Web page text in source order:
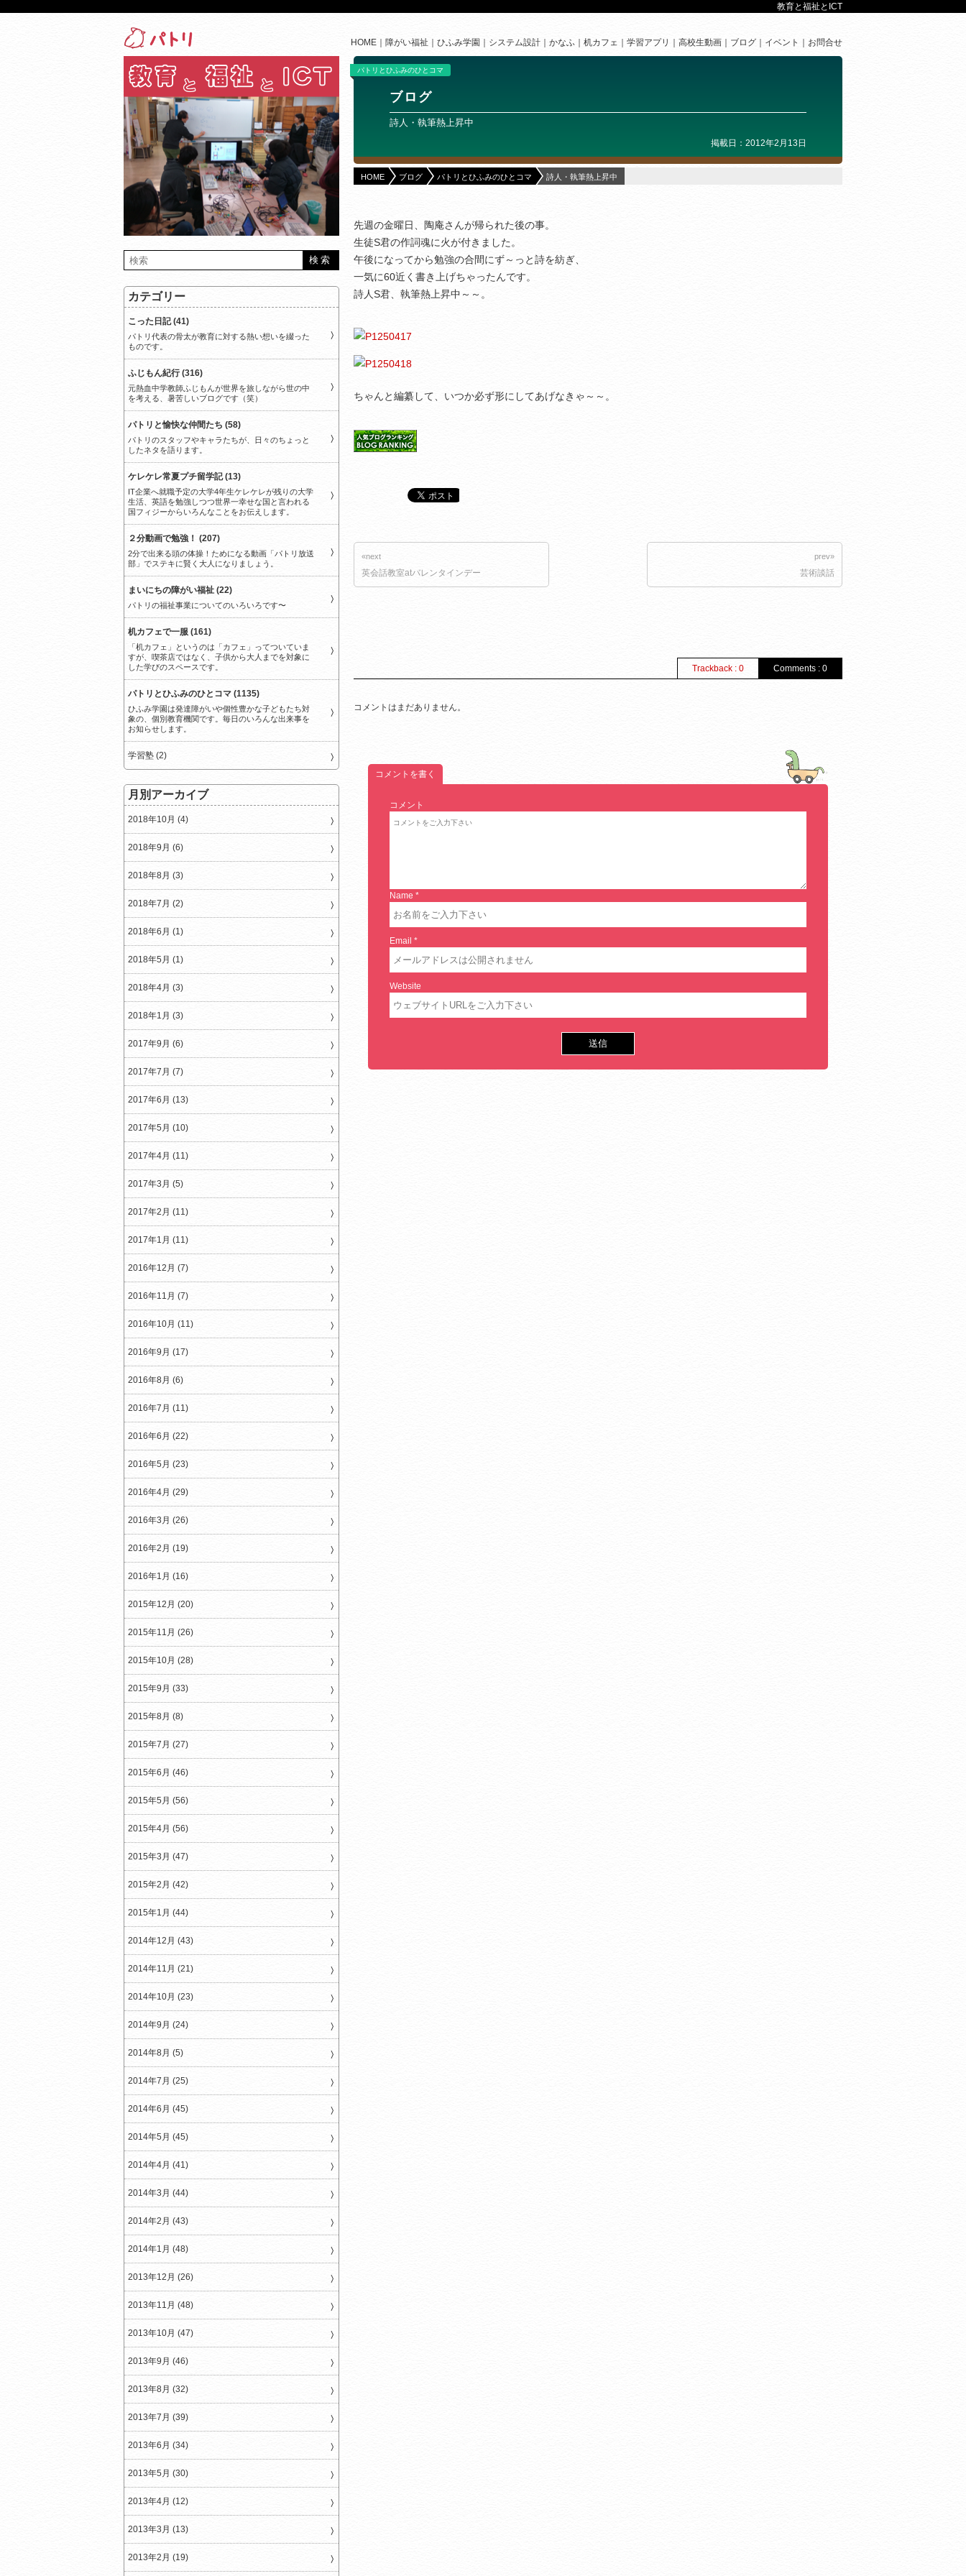
教育と福祉とICT
HOME 障がい福祉 ひふみ学園 システム設計 かなふ 机カフェ 学習アプリ 高校生動画 ブログ イベント お問合せ
パトリとひふみのひとコマ
ブログ
詩人・執筆熱上昇中
掲載日：2012年2月13日
HOME ブログ パトリとひふみのひとコマ 詩人・執筆熱上昇中
先週の金曜日、陶庵さんが帰られた後の事。
生徒S君の作詞魂に火が付きました。
午後になってから勉強の合間にず～っと詩を紡ぎ、
一気に60近く書き上げちゃったんです。
詩人S君、執筆熱上昇中～～。
ちゃんと編纂して、いつか必ず形にしてあげなきゃ～～。
«next
英会話教室atバレンタインデー
prev»
芸術談話
Comments : 0
Trackback : 0
コメントはまだありません。
コメントを書く
コメント
Name *
Email *
Website
カテゴリー
こった日記 (41)
パトリ代表の骨太が教育に対する熱い想いを綴った
ものです。
ふじもん紀行 (316)
元熱血中学教師ふじもんが世界を旅しながら世の中
を考える、暑苦しいブログです（笑）
パトリと愉快な仲間たち (58)
パトリのスタッフやキャラたちが、日々のちょっと
したネタを語ります。
ケレケレ常夏プチ留学記 (13)
IT企業へ就職予定の大学4年生ケレケレが残りの大学
生活、英語を勉強しつつ世界一幸せな国と言われる
国フィジーからいろんなことをお伝えします。
２分動画で勉強！ (207)
2分で出来る頭の体操！ためになる動画「パトリ放送
部」でステキに賢く大人になりましょう。
まいにちの障がい福祉 (22)
パトリの福祉事業についてのいろいろです〜
机カフェで一服 (161)
「机カフェ」というのは「カフェ」ってついていま
すが、喫茶店ではなく、子供から大人までを対象に
した学びのスペースです。
パトリとひふみのひとコマ (1135)
ひふみ学園は発達障がいや個性豊かな子どもたち対
象の、個別教育機関です。毎日のいろんな出来事を
お知らせします。
学習塾 (2)
月別アーカイブ
2018年10月 (4)
2018年9月 (6)
2018年8月 (3)
2018年7月 (2)
2018年6月 (1)
2018年5月 (1)
2018年4月 (3)
2018年1月 (3)
2017年9月 (6)
2017年7月 (7)
2017年6月 (13)
2017年5月 (10)
2017年4月 (11)
2017年3月 (5)
2017年2月 (11)
2017年1月 (11)
2016年12月 (7)
2016年11月 (7)
2016年10月 (11)
2016年9月 (17)
2016年8月 (6)
2016年7月 (11)
2016年6月 (22)
2016年5月 (23)
2016年4月 (29)
2016年3月 (26)
2016年2月 (19)
2016年1月 (16)
2015年12月 (20)
2015年11月 (26)
2015年10月 (28)
2015年9月 (33)
2015年8月 (8)
2015年7月 (27)
2015年6月 (46)
2015年5月 (56)
2015年4月 (56)
2015年3月 (47)
2015年2月 (42)
2015年1月 (44)
2014年12月 (43)
2014年11月 (21)
2014年10月 (23)
2014年9月 (24)
2014年8月 (5)
2014年7月 (25)
2014年6月 (45)
2014年5月 (45)
2014年4月 (41)
2014年3月 (44)
2014年2月 (43)
2014年1月 (48)
2013年12月 (26)
2013年11月 (48)
2013年10月 (47)
2013年9月 (46)
2013年8月 (32)
2013年7月 (39)
2013年6月 (34)
2013年5月 (30)
2013年4月 (12)
2013年3月 (13)
2013年2月 (19)